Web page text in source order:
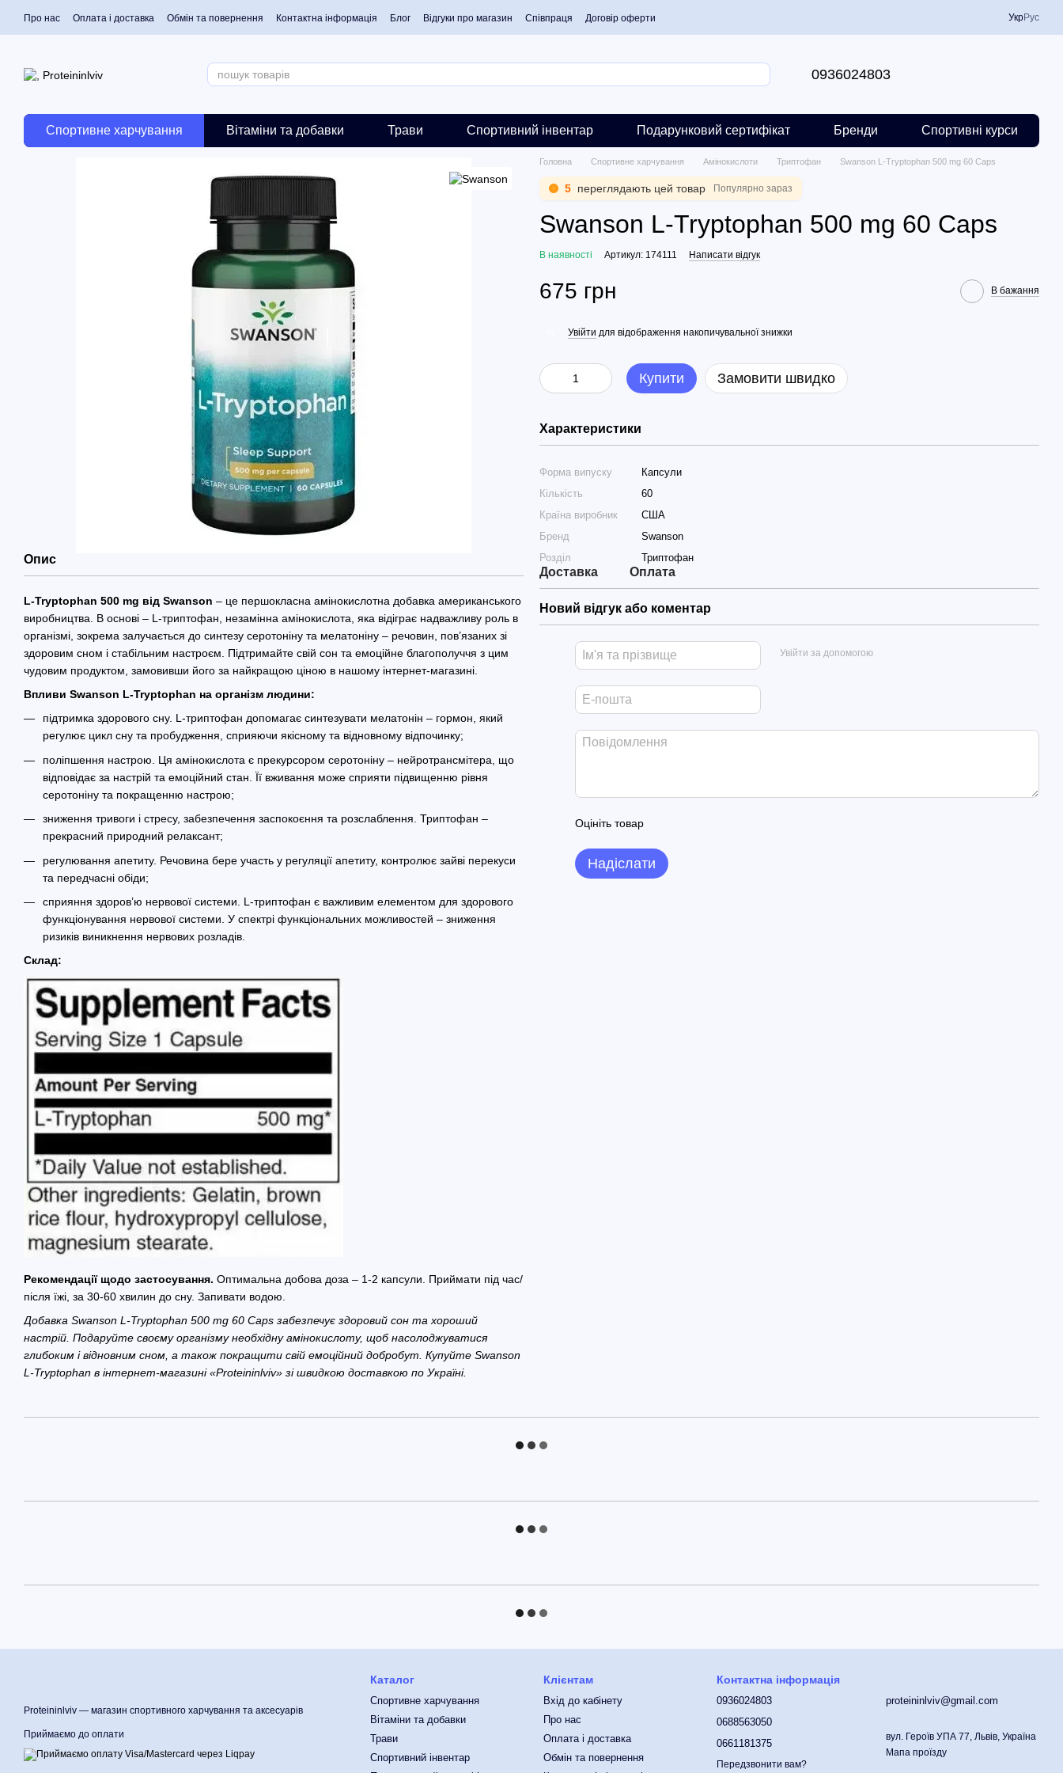
Перейти до основного контенту
Про нас Оплата і доставка Обмін та повернення Контактна інформація Блог Відгуки про магазин Співпраця Договір оферти УкрРус
0936024803
Спортивне харчування Вітаміни та добавки Трави Спортивний інвентар Подарунковий сертифікат Бренди Спортивні курси
Опис
L-Tryptophan 500 mg від Swanson – це першокласна амінокислотна добавка американського
виробництва. В основі – L-триптофан, незамінна амінокислота, яка відіграє надважливу роль в
організмі, зокрема залучається до синтезу серотоніну та мелатоніну – речовин, пов’язаних зі
здоровим сном і стабільним настроєм. Підтримайте свій сон та емоційне благополуччя з цим
чудовим продуктом, замовивши його за найкращою ціною в нашому інтернет-магазині.
Впливи Swanson L-Tryptophan на організм людини:
підтримка здорового сну. L-триптофан допомагає синтезувати мелатонін – гормон, який
регулює цикл сну та пробудження, сприяючи якісному та відновному відпочинку;
поліпшення настрою. Ця амінокислота є прекурсором серотоніну – нейротрансмітера, що
відповідає за настрій та емоційний стан. Її вживання може сприяти підвищенню рівня
серотоніну та покращенню настрою;
зниження тривоги і стресу, забезпечення заспокоєння та розслаблення. Триптофан –
прекрасний природний релаксант;
регулювання апетиту. Речовина бере участь у регуляції апетиту, контролює зайві перекуси
та передчасні обіди;
сприяння здоров’ю нервової системи. L-триптофан є важливим елементом для здорового
функціонування нервової системи. У спектрі функціональних можливостей – зниження
ризиків виникнення нервових розладів.
Склад:
Рекомендації щодо застосування. Оптимальна добова доза – 1-2 капсули. Приймати під час/
після їжі, за 30-60 хвилин до сну. Запивати водою.
Добавка Swanson L-Tryptophan 500 mg 60 Caps забезпечує здоровий сон та хороший
настрій. Подаруйте своєму організму необхідну амінокислоту, щоб насолоджуватися
глибоким і відновним сном, а також покращити свій емоційний добробут. Купуйте Swanson
L-Tryptophan в інтернет-магазині «Proteininlviv» зі швидкою доставкою по Україні.
Головна Спортивне харчування Амінокислоти Триптофан Swanson L-Tryptophan 500 mg 60 Caps
5 переглядають цей товар Популярно зараз
Swanson L-Tryptophan 500 mg 60 Caps
В наявності Артикул: 174111 Написати відгук
675 грн В бажання
Увійти для відображення накопичувальної знижки
Купити Замовити швидко
Характеристики
Форма випуску
Капсули
Кількість
60
Країна виробник
США
Бренд
Swanson
Розділ
Триптофан
Доставка Оплата
Новий відгук або коментар
Увійти за допомогою
Оцініть товар
Надіслати
Proteininlviv — магазин спортивного харчування та аксесуарів
Приймаємо до оплати
Каталог
Спортивне харчування
Вітаміни та добавки
Трави
Спортивний інвентар
Клієнтам
Вхід до кабінету
Про нас
Оплата і доставка
Обмін та повернення
Контактна інформація
0936024803
0688563050
0661181375
Передзвонити вам?
proteininlviv@gmail.com
вул. Героїв УПА 77, Львів, Україна
Мапа проїзду